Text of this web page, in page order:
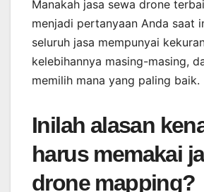
Manakah jasa sewa drone
menjadi pertanyaan Anda saat
seluruh jasa mempunyai
kelebihannya masing-masing,
memilih mana yang paling baik.
Inilah alasan
harus memakai
drone mapping?